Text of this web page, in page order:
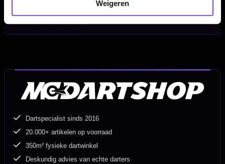
Weigeren
Steeltip en softtip dartpijlen met normale shafts
Dartspecialist sinds 2016
20.000+ artikelen op voorraad
350m² fysieke dartwinkel
Deskundig advies van echte darters